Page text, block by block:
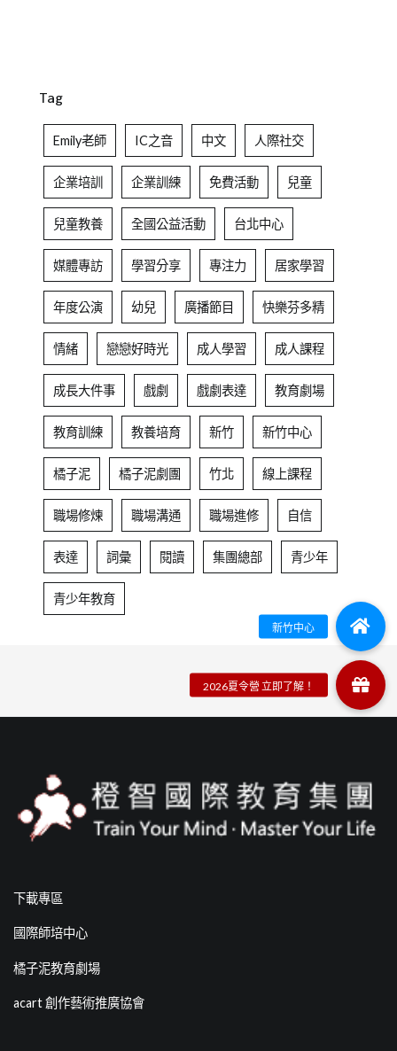
Tag
Emily老師 IC之音 中文 人際社交
企業培訓 企業訓練 免費活動 兒童
兒童教養 全國公益活動 台北中心
媒體專訪 學習分享 專注力 居家學習
年度公演 幼兒 廣播節目 快樂芬多精
情緒 戀戀好時光 成人學習 成人課程
成長大件事 戲劇 戲劇表達 教育劇場
教育訓練 教養培育 新竹 新竹中心
橘子泥 橘子泥劇團 竹北 線上課程
職場修煉 職場溝通 職場進修 自信
表達 詞彙 閱讀 集團總部 青少年
青少年教育
下載專區
國際師培中心
橘子泥教育劇場
acart 創作藝術推廣協會